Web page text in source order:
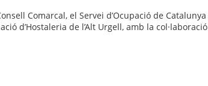
Comarcal, el Servei d’Ocupació de Catalunya
d’Hostaleria de l’Alt Urgell, amb la col·laboració